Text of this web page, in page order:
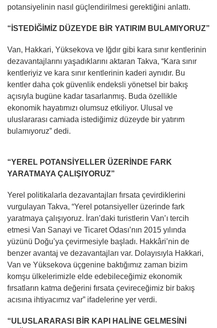
potansiyelinin nasıl güçlendirilmesi gerektiğini anlattı.
“İSTEDİĞİMİZ DÜZEYDE BİR YATIRIM BULAMIYORUZ”
Van, Hakkari, Yüksekova ve Iğdır gibi kara sınır kentlerinin
dezavantajlarını yaşadıklarını aktaran Takva, “Kara sınır
kentleriyiz ve kara sınır kentlerinin kaderi aynıdır. Bu
kentler daha çok güvenlik endeksli yönetsel bir bakış
açısıyla bugüne kadar tasarlanmış. Buda özellikle
ekonomik hayatımızı olumsuz etkiliyor. Ulusal ve
uluslararası camiada istediğimiz düzeyde bir yatırım
bulamıyoruz” dedi.
“YEREL POTANSİYELLER ÜZERİNDE FARK
YARATMAYA ÇALIŞIYORUZ”
Yerel politikalarla dezavantajları fırsata çevirdiklerini
vurgulayan Takva, “Yerel potansiyeller üzerinde fark
yaratmaya çalışıyoruz. İran’daki turistlerin Van’ı tercih
etmesi Van Sanayi ve Ticaret Odası’nın 2015 yılında
yüzünü Doğu’ya çevirmesiyle başladı. Hakkâri’nin de
benzer avantaj ve dezavantajları var. Dolayısıyla Hakkari,
Van ve Yüksekova üçgenine baktığımız zaman bizim
komşu ülkelerimizle elde edebileceğimiz ekonomik
fırsatların katma değerini fırsata çevireceğimiz bir bakış
acısına ihtiyacımız var” ifadelerine yer verdi.
“ULUSLARARASI BİR KAPI HALİNE GELMESİNİ